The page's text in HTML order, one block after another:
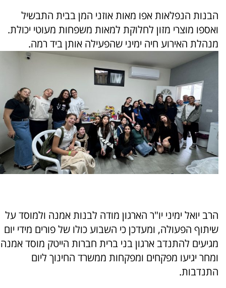
הבנות הנפלאות אפו מאות אוזני המן בבית התבשיל
ואספו מוצרי מזון לחלוקת למאות משפחות מעוטי יכולת.
מנהלת האירוע חיה ימיני שהפעילה אותן ביד רמה.
הרב יואל ימיני יו"ר הארגון מודה לבנות אמנה ולמוסד על
שיתוף הפעולה, ומעדכן כי השבוע כולו של פורים מידי יום
מגיעים להתנדב ארגון בני ברית חברות הייטק מוסד אמנה
ומחר יגיעו מפקחים ומפקחות ממשרד החינוך ליום
התנדבות.